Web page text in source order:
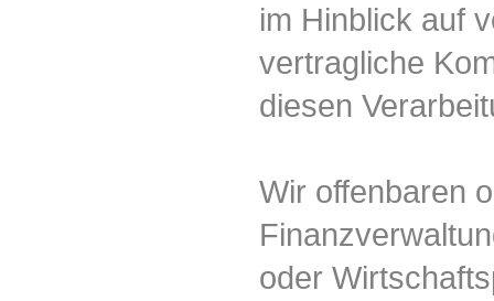
im Hinblick auf
vertragliche
diesen
Wir offenbaren
oder